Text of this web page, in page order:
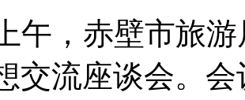
午，赤壁市旅
交流座谈会。